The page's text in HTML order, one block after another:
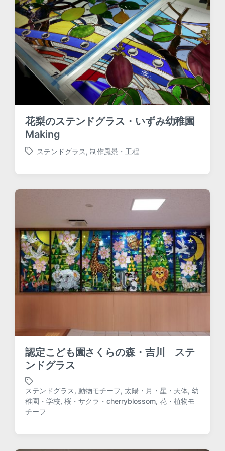
花梨のステンドグラス・いずみ幼稚園
Making
T
g
g
i
t
h
ステンドグラス, 制作風景・工程
認定こども園さくらの森・吉川 ステ
ンドグラス
T
a
g
ステンドグラス, 動物モチーフ, 太陽・月・星・天体, 幼
稚園・学校, 桜・サクラ・cherryblossom, 花・植物モ
チーフ